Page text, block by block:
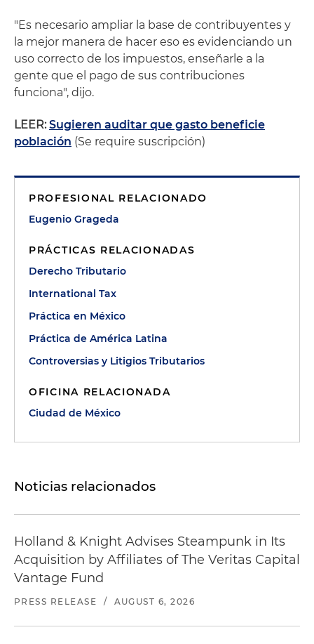
"Es necesario ampliar la base de contribuyentes y
la mejor manera de hacer eso es evidenciando un
uso correcto de los impuestos, enseñarle a la
gente que el pago de sus contribuciones
funciona", dijo.
LEER: Sugieren auditar que gasto beneficie
población (Se require suscripción)
PROFESIONAL RELACIONADO
Eugenio Grageda
PRÁCTICAS RELACIONADAS
Derecho Tributario
International Tax
Práctica en México
Práctica de América Latina
Controversias y Litigios Tributarios
OFICINA RELACIONADA
Ciudad de México
Noticias relacionados
Holland & Knight Advises Steampunk in Its
Acquisition by Affiliates of The Veritas Capital
Vantage Fund
PRESS RELEASE / AUGUST 6, 2026